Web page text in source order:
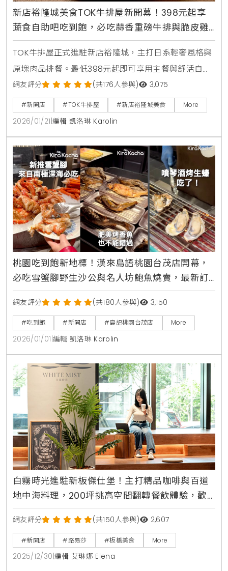
新店裕隆城美食TOK牛排屋新開幕！398元起享
蔬食自助吧吃到飽，必吃蒜香重磅牛排與脆皮雞
腿排
TOK牛排屋正式進駐新店裕隆城，主打日系輕奢風格與
原塊肉品排餐。最低398元起即可享用主餐與舒活自助
吧吃到飽，內含宜蘭小農有機生菜等18種蔬果。推薦必
點10oz蒜香重磅牛排與脆皮雞腿排。120公分以下兒童
免費享自助吧，是新北親子聚餐與約會的高CP值美食新
選擇。
網友評分 (共176人參與) 3,075
#新開店 #TOK牛排屋 #新店裕隆城美食 More
2026/01/21 編輯 凱洛琳 Karolin
桃園吃到飽新地標！漢來島語桃園台茂店開幕，
必吃雪蟹腳野生沙公與名人坊鮑魚燒賣，最新訂
位攻略與完整價位一次看清楚
網友評分 (共180人參與) 3,150
#吃到飽 #新開店 #島語桃園台茂店 More
2026/01/01 編輯 凱洛琳 Karolin
白霧時光進駐新板傑仕堡！主打精品咖啡與百道
地中海料理，200坪挑高空間翻轉餐飲體驗，歡
慶開幕限時88折優惠中
網友評分 (共150人參與) 2,607
#新開店 #路易莎 #板橋美食 More
2025/12/30 編輯 艾琳娜 Elena